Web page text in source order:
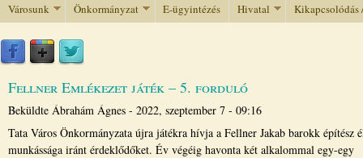
Városunk Önkormányzat E-ügyintézés Hivatal Kikapcsolódás
Fellner Emlékezet játék – 5. forduló
Beküldte Ábrahám Ágnes - 2022, szeptember 7 - 09:16
Tata Város Önkormányzata újra játékra hívja a Fellner Jakab barokk építész
munkássága iránt érdeklődőket. Év végéig havonta két alkalommal egy-egy